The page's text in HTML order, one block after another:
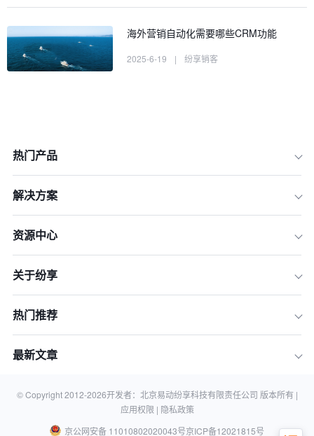
三、制造业出海企业选择 CRM 系统的
四、制造业出海企业选择 CRM 系统的
常见问题解答
海外营销自动化需要哪些CRM功能
2025-6-19 | 纷享销客
热门产品
解决方案
资源中心
关于纷享
热门推荐
最新文章
© Copyright 2012-2026开发者：北京易动纷享科技有限责任公司 版本所有 |
应用权限 | 隐私政策
京公网安备 11010802020043号京ICP备12021815号